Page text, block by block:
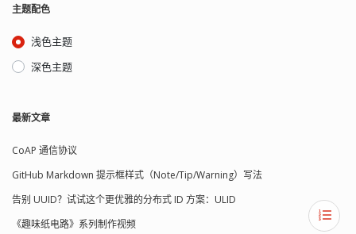
主题配色
浅色主题
深色主题
最新文章
CoAP 通信协议
GitHub Markdown 提示框样式（Note/Tip/Warning）写法
告别 UUID？试试这个更优雅的分布式 ID 方案：ULID
《趣味纸电路》系列制作视频